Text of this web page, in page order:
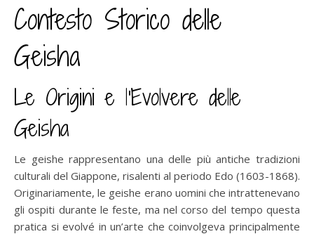
Contesto Storico delle
Geisha
Le Origini e l’Evolvere delle
Geisha
Le geishe rappresentano una delle più antiche tradizioni
culturali del Giappone, risalenti al periodo Edo (1603-1868).
Originariamente, le geishe erano uomini che intrattenevano
gli ospiti durante le feste, ma nel corso del tempo questa
pratica si evolvé in un’arte che coinvolgeva principalmente